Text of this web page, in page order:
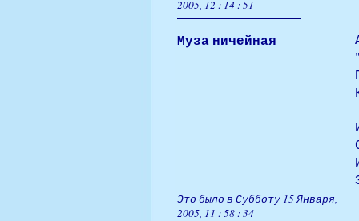
2005, 12 : 14 : 51
Муза ничейная
Это было в Субботу 15 Января,
2005, 11 : 58 : 34